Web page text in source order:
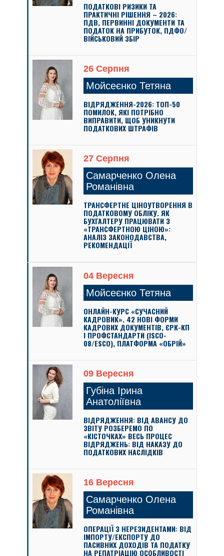
ПОДАТКОВІ РИЗИКИ ТА
ПРАКТИЧНІ РІШЕННЯ – 2026:
ПДВ, ПЕРВИННІ ДОКУМЕНТИ ТА
ПОДАТОК НА ПРИБУТОК, ПДФО/
ВІЙСЬКОВИЙ ЗБІР
26 Серпня
Мойсеєнко Тетяна
ВІДРЯДЖЕННЯ-2026: ТОП-50
ПОМИЛОК, ЯКІ ПОТРІБНО
ВИПРАВИТИ, ЩОБ УНИКНУТИ
ПОДАТКОВИХ ШТРАФІВ
27 Серпня
Самарченко Олена
Романівна
ТРАНСФЕРТНЕ ЦІНОУТВОРЕННЯ В
ПОДАТКОВОМУ ОБЛІКУ. ЯК
БУХГАЛТЕРУ ПРАЦЮВАТИ З
«ТРАНСФЕРТНОЮ ЦІНОЮ»:
АНАЛІЗ ЗАКОНОДАВСТВА,
РЕКОМЕНДАЦІЇ
04 Вересня
Мойсеєнко Тетяна
ОНЛАЙН-КУРС «СУЧАСНИЙ
КАДРОВИК». 42 НОВІ ФОРМИ
КАДРОВИХ ДОКУМЕНТІВ, ЄРК-КП
І ПРОФСТАНДАРТИ (ISCO-
08/ESCO), ПЛАТФОРМА «ОБРІЙ»
09 Вересня
Губіна Ірина
Анатоліївна
ВІДРЯДЖЕННЯ: ВІД АВАНСУ ДО
ЗВІТУ РОЗБЕРЕМО ПО
«КІСТОЧКАХ» ВЕСЬ ПРОЦЕС
ВІДРЯДЖЕНЬ: ВІД НАКАЗУ ДО
ПОДАТКОВИХ НАСЛІДКІВ
16 Вересня
Самарченко Олена
Романівна
ОПЕРАЦІЇ З НЕРЕЗИДЕНТАМИ: ВІД
ІМПОРТУ/ЕКСПОРТУ ДО
ПАСИВНИХ ДОХОДІВ ТА ПОДАТКУ
НА РЕПАТРІАЦІЮ ОСОБЛИВОСТІ